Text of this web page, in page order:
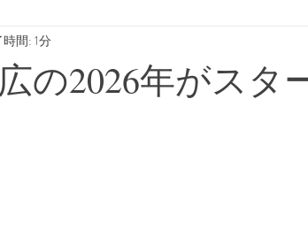
の2026年がスタ
間: 1分